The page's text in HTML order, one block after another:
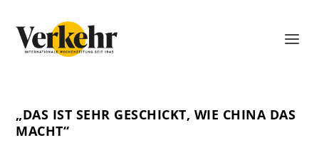
„DAS IST SEHR GESCHICKT, WIE CHINA DAS
MACHT“